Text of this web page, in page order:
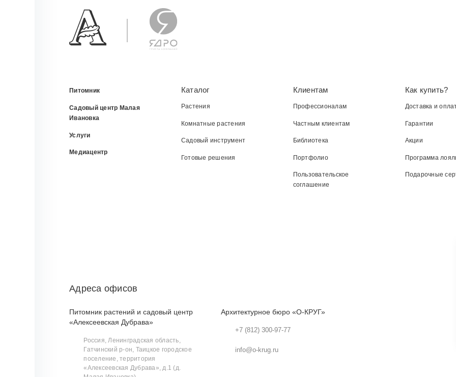
Питомник
Садовый центр Малая
Ивановка
Услуги
Медиацентр
Каталог
Растения
Комнатные растения
Садовый инструмент
Готовые решения
Клиентам
Профессионалам
Частным клиентам
Библиотека
Портфолио
Пользовательское
соглашение
Как купить?
Доставка и
Гарантии
Акции
Программа
Подарочные
Адреса офисов
Питомник растений и садовый центр
«Алексеевская Дубрава»
Россия, Ленинградская область,
Гатчинский р‑он, Таицкое городское
поселение, территория
«Алексеевская Дубрава», д.1 (д.
Архитектурное бюро «О-КРУГ»
+7 (812) 300-97-77
info@o-krug.ru